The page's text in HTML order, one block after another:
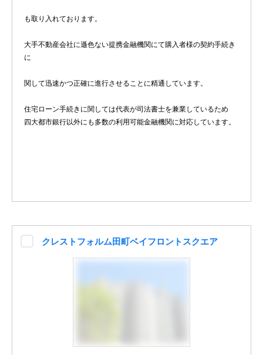
も取り入れております。
大手不動産会社に遜色ない提携金融機関にて購入者様の契約手続き
に
関して迅速かつ正確に進行させることに精通しています。
住宅ローン手続きに関しては代表が司法書士を兼業しているため
四大都市銀行以外にも多数の利用可能金融機関に対応しています。
クレストフォルム田町ベイフロントスクエア